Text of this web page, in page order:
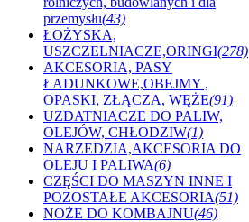
przemysłu(43)
ŁOŻYSKA,
USZCZELNIACZE,ORINGI(278)
AKCESORIA, PASY
ŁADUNKOWE,OBEJMY ,
OPASKI, ZŁĄCZA, WĘŻE(91)
UZDATNIACZE DO PALIW,
OLEJÓW, CHŁODZIW(1)
NARZEDZIA,AKCESORIA DO
OLEJU I PALIWA(6)
CZĘŚCI DO MASZYN INNE I
POZOSTAŁE AKCESORIA(51)
NOŻE DO KOMBAJNU(46)